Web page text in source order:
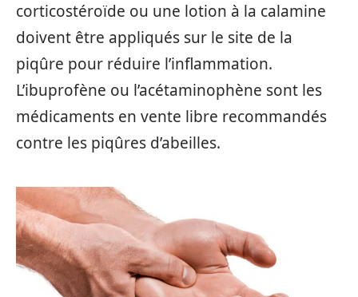
corticostéroïde ou une lotion à la calamine
doivent être appliqués sur le site de la
piqûre pour réduire l’inflammation.
L’ibuprofène ou l’acétaminophène sont les
médicaments en vente libre recommandés
contre les piqûres d’abeilles.